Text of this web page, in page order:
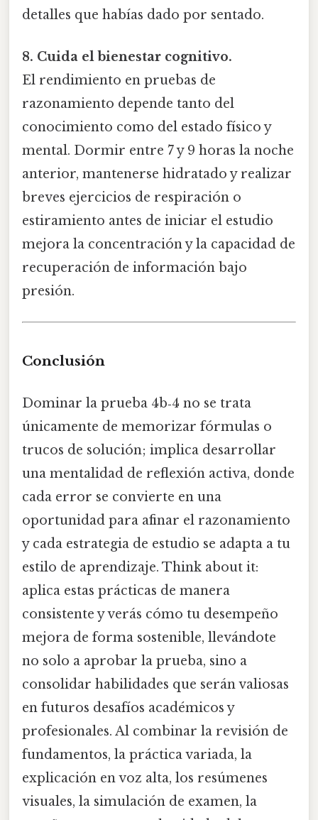
detalles que habías dado por sentado.
8. Cuida el bienestar cognitivo.
El rendimiento en pruebas de
razonamiento depende tanto del
conocimiento como del estado físico y
mental. Dormir entre 7 y 9 horas la noche
anterior, mantenerse hidratado y realizar
breves ejercicios de respiración o
estiramiento antes de iniciar el estudio
mejora la concentración y la capacidad de
recuperación de información bajo
presión.
Conclusión
Dominar la prueba 4b‑4 no se trata
únicamente de memorizar fórmulas o
trucos de solución; implica desarrollar
una mentalidad de reflexión activa, donde
cada error se convierte en una
oportunidad para afinar el razonamiento
y cada estrategia de estudio se adapta a tu
estilo de aprendizaje. Think about it:
aplica estas prácticas de manera
consistente y verás cómo tu desempeño
mejora de forma sostenible, llevándote
no solo a aprobar la prueba, sino a
consolidar habilidades que serán valiosas
en futuros desafíos académicos y
profesionales. Al combinar la revisión de
fundamentos, la práctica variada, la
explicación en voz alta, los resúmenes
visuales, la simulación de examen, la